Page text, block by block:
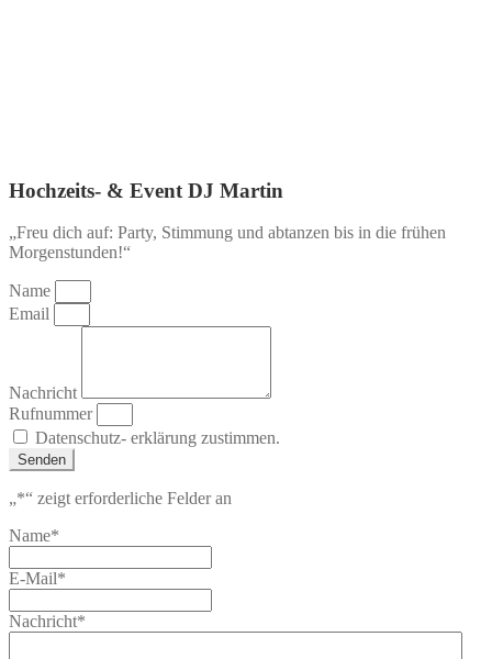
Hochzeits- & Event DJ Martin
„Freu dich auf: Party, Stimmung und abtanzen bis in die frühen
Morgenstunden!“
Name
Email
Nachricht
Rufnummer
Datenschutz- erklärung zustimmen.
Senden
„*“ zeigt erforderliche Felder an
Name*
E-Mail*
Nachricht*